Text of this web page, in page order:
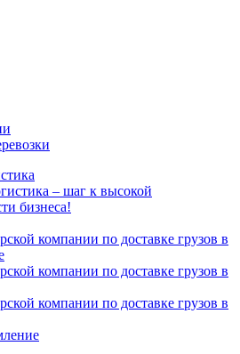
– шаг к высокой
бизнеса!
компании по доставке грузов в
компании по доставке грузов в
компании по доставке грузов в